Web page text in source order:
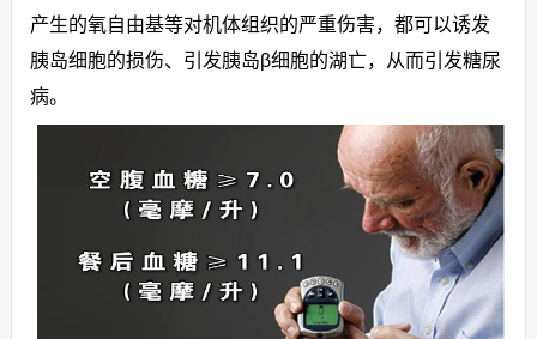
产生的氧自由基等对机体组织的严重伤害，都可以诱发
胰岛细胞的损伤、引发胰岛β细胞的湖亡，从而引发糖尿
病。